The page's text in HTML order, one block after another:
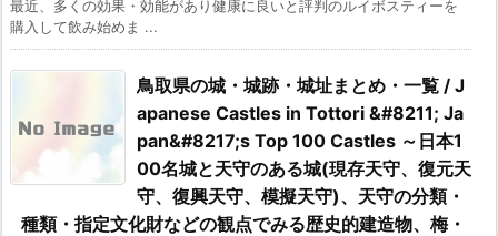
最近、多くの効果・効能があり健康に良いと評判のルイボスティーを
購入して飲み始めま ...
鳥取県の城・城跡・城址まとめ・一覧 / J
apanese Castles in Tottori &#8211; Ja
pan&#8217;s Top 100 Castles ～日本1
00名城と天守のある城(現存天守、復元天
守、復興天守、模擬天守)、天守の分類・
種類・指定文化財などの観点でみる歴史的建造物、梅・